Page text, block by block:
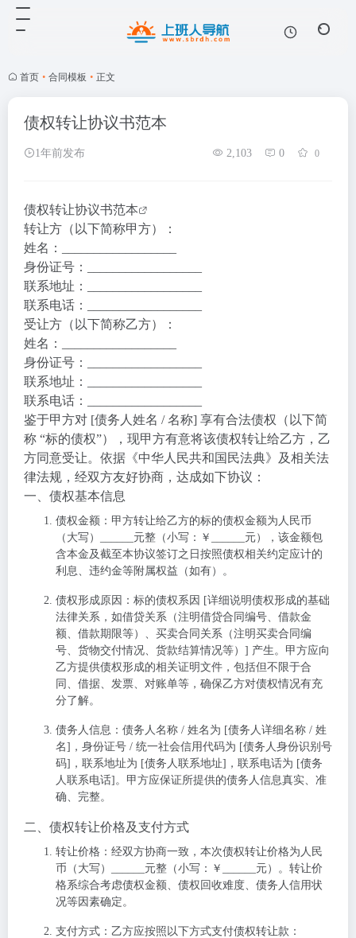
首页 • 合同模板 • 正文
债权转让协议书范本
1年前发布 2,103 0 0
债权转让协议书范本
转让方（以下简称甲方）：
姓名：__________________
身份证号：__________________
联系地址：__________________
联系电话：__________________
受让方（以下简称乙方）：
姓名：__________________
身份证号：__________________
联系地址：__________________
联系电话：__________________
鉴于甲方对 [债务人姓名 / 名称] 享有合法债权（以下简
称 “标的债权”），现甲方有意将该债权转让给乙方，乙
方同意受让。依据《中华人民共和国民法典》及相关法
律法规，经双方友好协商，达成如下协议：
一、债权基本信息
债权金额 ：甲方转让给乙方的标的债权金额为人民币
（大写）______元整（小写：￥______元），该金额包
含本金及截至本协议签订之日按照债权相关约定应计的
利息、违约金等附属权益（如有）。
债权形成原因 ：标的债权系因 [详细说明债权形成的基础
法律关系，如借贷关系（注明借贷合同编号、借款金
额、借款期限等）、买卖合同关系（注明买卖合同编
号、货物交付情况、货款结算情况等）] 产生。甲方应向
乙方提供债权形成的相关证明文件，包括但不限于合
同、借据、发票、对账单等，确保乙方对债权情况有充
分了解。
债务人信息 ：债务人名称 / 姓名为 [债务人详细名称 / 姓
名]，身份证号 / 统一社会信用代码为 [债务人身份识别号
码]，联系地址为 [债务人联系地址]，联系电话为 [债务
人联系电话]。甲方应保证所提供的债务人信息真实、准
确、完整。
二、债权转让价格及支付方式
转让价格 ：经双方协商一致，本次债权转让价格为人民
币（大写）______元整（小写：￥______元）。转让价
格系综合考虑债权金额、债权回收难度、债务人信用状
况等因素确定。
支付方式 ：乙方应按照以下方式支付债权转让款：